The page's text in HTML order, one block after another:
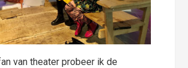
van theater probeer ik de